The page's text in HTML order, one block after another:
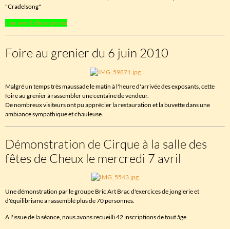
"Cradelsong"
Lien vers l'album photo
Foire au grenier du 6 juin 2010
Malgré un temps très maussade le matin à l'heure d'arrivée des exposants, cette
foire au grenier à rassembler une centaine de vendeur.
De nombreux visiteurs ont pu apprécier la restauration et la buvette dans une
ambiance sympathique et chauleuse.
Démonstration de Cirque à la salle des
fêtes de Cheux le mercredi 7 avril
Une démonstration par le groupe Bric Art Brac d'exercices de jonglerie et
d'équilibrisme a rassemblé plus de 70 personnes.
A l'issue de la séance, nous avons recueilli 42 inscriptions de tout âge